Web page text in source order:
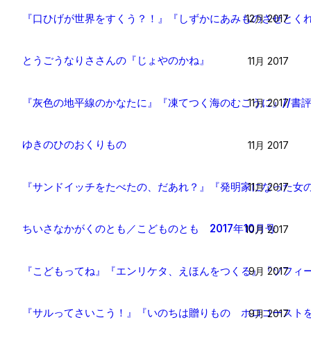
『口ひげが世界をすくう？！』『しずかにあみものさせと
12月 2017
とうごうなりささんの『じょやのかね』 11月 2017
『灰色の地平線のかなたに』『凍てつく海のむこうに』//書
11月 2017
ゆきのひのおくりもの 11月 2017
『サンドイッチをたべたの、だあれ？』『発明家になった
11月 2017
ちいさなかがくのとも／こどものとも 2017年10月号
10月 2017
『こどもってね』『エンリケタ、えほんをつくる』『ソフ
9月 2017
『サルってさいこう！』『いのちは贈りもの ホロコース
9月 2017